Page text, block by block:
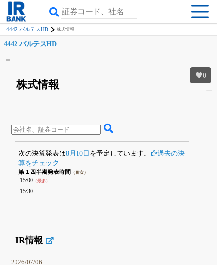
4442 バルテスHD 株式情報
0
4442 バルテスHD
株式情報
詳しく見られる無料でβ版をはじめる
登録すると永久30%OFFと米株版の先行利用も付きます
次の決算発表は8月10日 を予定しています。
過去の決
算をチェック
第１四半期発表時間 （目安）
15:00（最多）
15:30
IR情報
2026/07/06